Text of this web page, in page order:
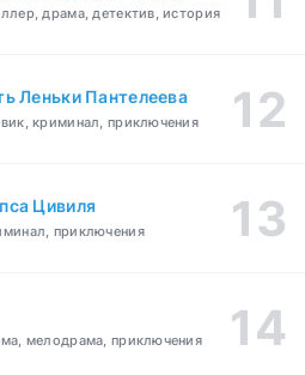
драма, детектив, история
Леньки Пантелеева
криминал, приключения
Цивиля
приключения
мелодрама, приключения